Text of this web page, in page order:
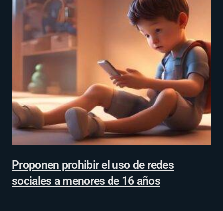
Proponen prohibir el uso de redes
sociales a menores de 16 años